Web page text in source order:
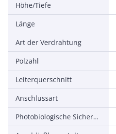
Höhe/Tiefe
Länge
Art der Verdrahtung
Polzahl
Leiterquerschnitt
Anschlussart
Photobiologische Sicherheit nach EN 62471